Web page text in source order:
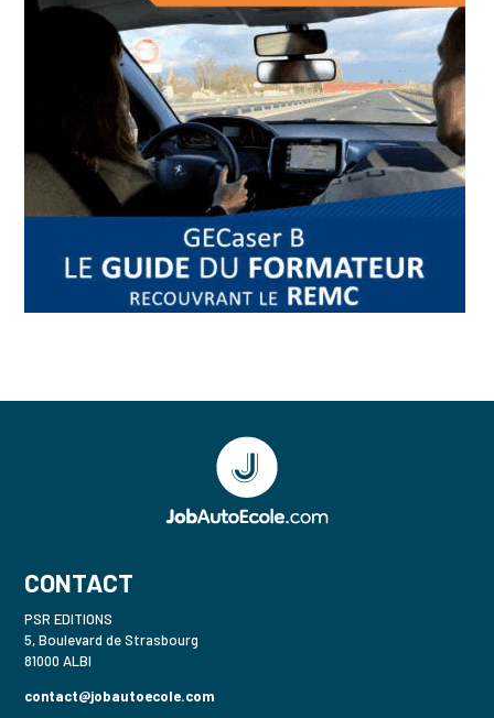
CONTACT
PSR EDITIONS
5, Boulevard de Strasbourg
81000 ALBI
contact@jobautoecole.com